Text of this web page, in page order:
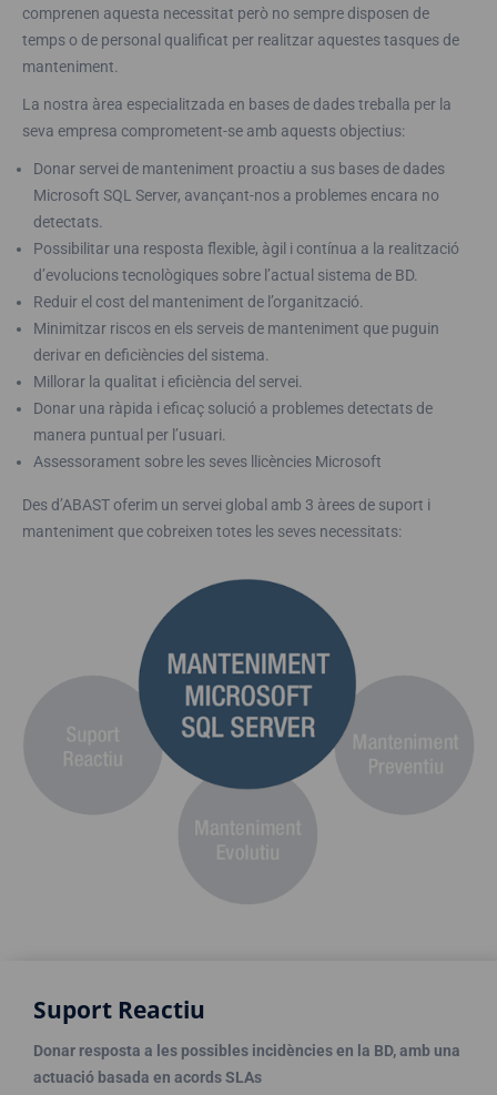
comprenen aquesta necessitat però no sempre disposen de
temps o de personal qualificat per realitzar aquestes tasques de
manteniment.
La nostra àrea especialitzada en bases de dades treballa per la
seva empresa comprometent-se amb aquests objectius:
Donar servei de manteniment proactiu a sus bases de dades
Microsoft SQL Server, avançant-nos a problemes encara no
detectats.
Possibilitar una resposta flexible, àgil i contínua a la realització
d’evolucions tecnològiques sobre l’actual sistema de BD.
Reduir el cost del manteniment de l’organització.
Minimitzar riscos en els serveis de manteniment que puguin
derivar en deficiències del sistema.
Millorar la qualitat i eficiència del servei.
Donar una ràpida i eficaç solució a problemes detectats de
manera puntual per l’usuari.
Assessorament sobre les seves llicències Microsoft
Des d’ABAST oferim un servei global amb 3 àrees de suport i
manteniment que cobreixen totes les seves necessitats:
Suport Reactiu
Donar resposta a les possibles incidències en la BD, amb una
actuació basada en acords SLAs